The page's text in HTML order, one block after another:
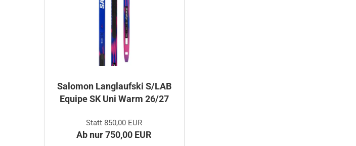
Salomon Langlaufski S/LAB
Equipe SK Uni Warm 26/27
Statt 850,00 EUR
Ab nur 750,00 EUR